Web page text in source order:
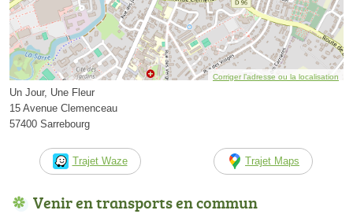
Corriger l’adresse ou la localisation
Un Jour, Une Fleur
15 Avenue Clemenceau
57400 Sarrebourg
Trajet Waze Trajet Maps
Venir en transports en commun